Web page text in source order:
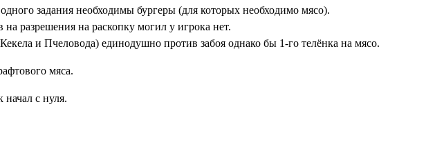
задания необходимы бургеры (для которых необходимо мясо).
на разрешения на раскопку могил у игрока нет.
и Пчеловода) единодушно против забоя однако бы 1-го телёнка на мясо.
мяса.
начал с нуля.